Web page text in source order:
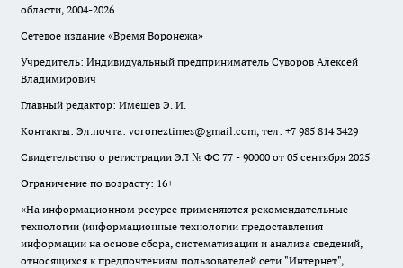
области, 2004-2026
Сетевое издание «Время Воронежа»
Учредитель: Индивидуальный предприниматель Суворов Алексей
Владимирович
Главный редактор: Имешев Э. И.
Контакты: Эл.почта: voroneztimes@gmail.com, тел: +7 985 814 3429
Свидетельство о регистрации ЭЛ № ФС 77 - 90000 от 05 сентября 2025
Ограничение по возрасту: 16+
«На информационном ресурсе применяются рекомендательные
технологии (информационные технологии предоставления
информации на основе сбора, систематизации и анализа сведений,
относящихся к предпочтениям пользователей сети "Интернет",